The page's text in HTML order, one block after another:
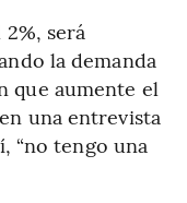
será
la demanda
que aumente el
una entrevista
“no tengo una